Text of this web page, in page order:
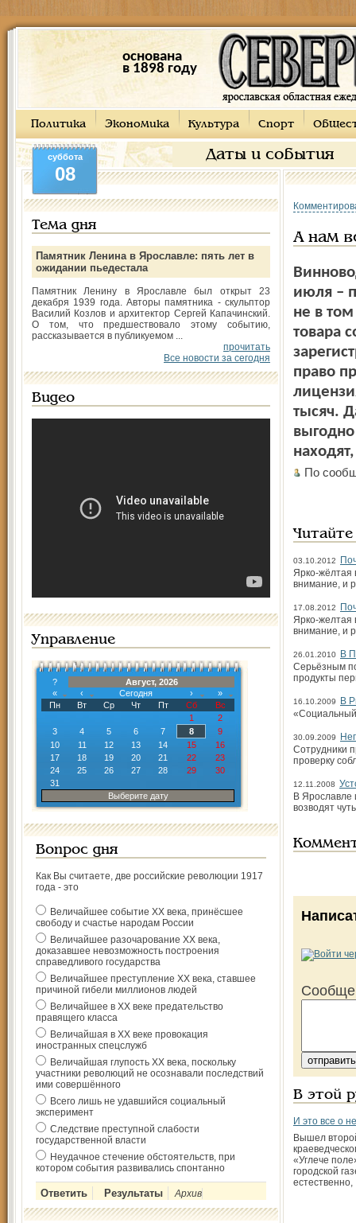
основана
в 1898 году
Политика Экономика Культура Спорт
Даты и события
суббота
08
Тема дня
Памятник Ленина в Ярославле: пять лет в
ожидании пьедестала
Памятник Ленину в Ярославле был открыт 23
декабря 1939 года. Авторы памятника - скульптор
Василий Козлов и архитектор Сергей Капачинский.
О том, что предшествовало этому событию,
рассказывается в публикуемом ...
прочитать
Все новости за сегодня
Видео
Управление
?
Август, 2026
«
‹ Сегодня ›
»
Пн
Вт Ср Чт Пт Сб
Вс
1
2
3
4 5 6 7 8
9
10
11 12 13 14 15
16
17
18 19 20 21 22
23
24
25 26 27 28 29
30
31
Выберите дату
Вопрос дня
Как Вы считаете, две российские революции 1917
года - это
Величайшее событие ХХ века, принёсшее
свободу и счастье народам России
Величайшее разочарование ХХ века,
доказавшее невозможность построения
справедливого государства
Величайшее преступление ХХ века, ставшее
причиной гибели миллионов людей
Величайшее в ХХ веке предательство
правящего класса
Величайшая в ХХ веке провокация
иностранных спецслужб
Величайшая глупость ХХ века, поскольку
участники революций не осознавали последствий
ими совершённого
Всего лишь не удавшийся социальный
эксперимент
Следствие преступной слабости
государственной власти
Неудачное стечение обстоятельств, при
котором события развивались спонтанно
Архив
А нам
июля –
не в том
товара
право
тысяч.
По
03.10.2012
Ярко-жёлтая
внимание, и
17.08.2012
Ярко-желтая
внимание, и
26.01.2010
В
Серьёзным
продукты
16.10.2009
В
«Социальный
30.09.2009
Сотрудники
проверку
12.11.2008
В Ярославле
возводят
В этой
И это все о
Вышел
«Углече
городской
естественно,